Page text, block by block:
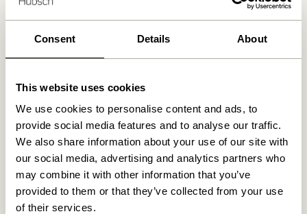
Consent Details About
This website uses cookies
We use cookies to personalise content and ads, to
provide social media features and to analyse our traffic.
We also share information about your use of our site with
our social media, advertising and analytics partners who
may combine it with other information that you’ve
provided to them or that they’ve collected from your use
of their services.
Relaterede varer